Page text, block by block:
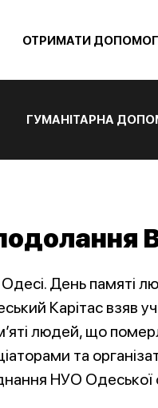
ОТРИМАТИ
ГУМАНІТАРНА
День памяті
Карітас взяв
людей, що
та
НУО